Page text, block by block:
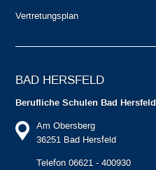
Vertretungsplan
BAD HERSFELD
Berufliche Schulen Bad Hersfeld
Am Obersberg
36251 Bad Hersfeld
Telefon 06621 - 400930